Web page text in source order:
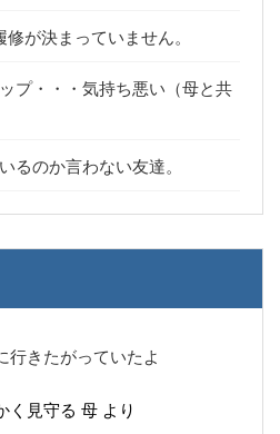
が決まっていません。
プ・・・気持ち悪い（母と共
るのか言わない友達。
行きたがっていたよ
く見守る 母 より